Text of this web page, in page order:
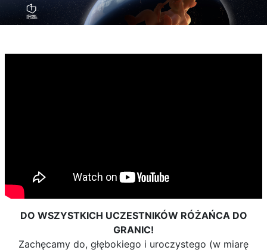
DO WSZYSTKICH UCZESTNIKÓW RÓŻAŃCA DO
GRANIC!
Zachęcamy do, głębokiego i uroczystego (w miarę